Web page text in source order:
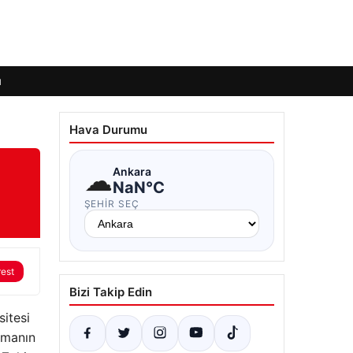
Hava Durumu
☁Ankara
NaN°C
ŞEHIR SEÇ
Bizi Takip Edin